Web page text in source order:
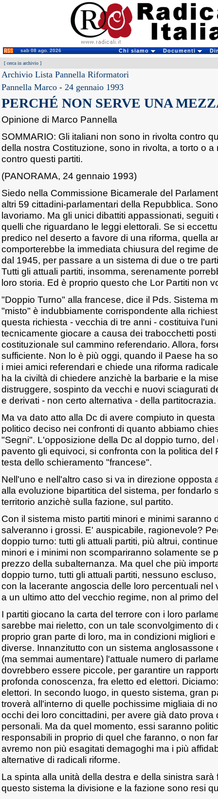
sab 08 ago. 2026 Chi siamo Documenti
[ cerca in archivio ]
Archivio Lista Pannella Riformatori
Pannella Marco - 24 gennaio 1993
PERCHÉ NON SERVE UNA
Opinione di Marco Pannella
SOMMARIO: Gli italiani non sono in rivolta contro
della nostra Costituzione, sono in rivolta, a torto o a
contro questi partiti.
(PANORAMA, 24 gennaio 1993)
Siedo nella Commissione Bicamerale del
altri 59 cittadini-parlamentari della Repubblica.
lavoriamo. Ma gli unici dibattiti appassionati, seguiti
quelli che riguardano le leggi elettorali. Se si
predico nel deserto a favore di una riforma, quella
comporterebbe la immediata chiusura del regime
dal 1945, per passare a un sistema di due o tre
Tutti gli attuali partiti, insomma, serenamente
loro storia. Ed è proprio questo che Lor Partiti non
"Doppio Turno" alla francese, dice il Pds. Sistema
"misto" è indubbiamente corrispondente alla
questa richiesta - vecchia di tre anni - costituiva
tecnicamente giocare a causa dei trabocchetti
costituzionale sul cammino referendario. Allora,
sufficiente. Non lo è più oggi, quando il Paese ha
i miei amici referendari e chiede una riforma
ha la civiltà di chiedere anzichè la barbarie e la
distruggere, sospinto da vecchi e nuovi sciagurati
e derivati - non certo alternativa - della partitocrazia.
Ma va dato atto alla Dc di avere compiuto in
politico deciso nei confronti di quanto abbiamo
"Segni". L'opposizione della Dc al doppio turno,
pavento gli equivoci, si confronta con la politica del
testa dello schieramento "francese".
Nell'uno e nell'altro caso si va in direzione opposta
alla evoluzione bipartitica del sistema, per fondarlo
territorio anzichè sulla fazione, sul partito.
Con il sistema misto partiti minori e minimi saranno
salveranno i grossi. E' auspicabile, ragionevole?
doppio turno: tutti gli attuali partiti, più altrui,
minori e i minimi non scompariranno solamente se
prezzo della subalternanza. Ma quel che più
doppio turno, tutti gli attuali partiti, nessuno
con la lacerante angoscia delle loro percentuali nel
a un ultimo atto del vecchio regime, non al primo
I partiti giocano la carta del terrore con i loro
sarebbe mai rieletto, con un tale sconvolgimento di
proprio gran parte di loro, ma in condizioni migliori
diverse. Innanzitutto con un sistema anglosassone
(ma semmai aumentare) l'attuale numero di
dovrebbero essere piccole, per garantire un
profonda conoscenza, fra eletto ed elettori.
elettori. In secondo luogo, in questo sistema, gran
troverà all'interno di quelle pochissime migliaia di
occhi dei loro concittadini, per avere già dato prova
personali. Ma da quel momento, essi saranno
responsabili in proprio di quel che faranno, o non
avremo non più esagitati demagoghi ma i più
alternative di radicali riforme.
La spinta alla unità della destra e della sinistra
questo sistema la divisione e la fazione sono resi